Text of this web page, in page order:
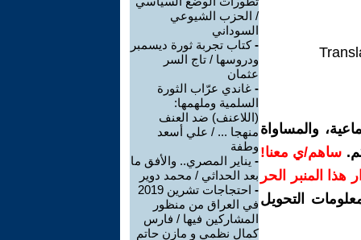
والمساواة
ساهم/ي معنا!
هذا المنبر الحر
التحويل
/ الحزب الشيوعي
السوداني
-كتاب تجربة ثورة ديسمبر
ودروسها / تاج السر
عثمان
- غاندي عرّاب الثورة
السلمية وملهمها:
(اللاعنف) ضد العنف
منهجا ... / علي أسعد
وطفة
- يناير المصري.. والأفق ما
بعد الحداثي / محمد دوير
-
احتجاجات تشرين 2019
في العراق من منظور
المشاركين فيها / فارس
كمال نظمي و مازن حاتم